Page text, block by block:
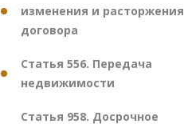
изменения и расторжения
договора
Статья 556. Передача
недвижимости
Статья 958. Досрочное